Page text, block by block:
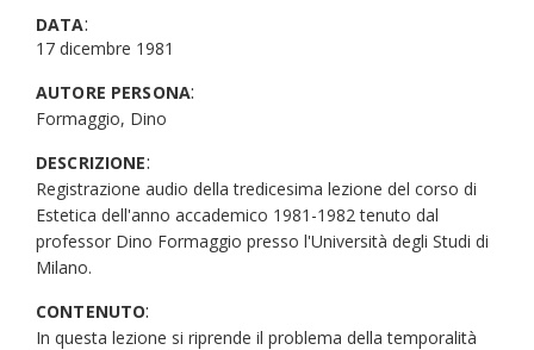
DATA:
17 dicembre 1981
AUTORE PERSONA:
Formaggio, Dino
DESCRIZIONE:
Registrazione audio della tredicesima lezione del corso di
Estetica dell'anno accademico 1981-1982 tenuto dal
professor Dino Formaggio presso l'Università degli Studi di
Milano.
CONTENUTO:
In questa lezione si riprende il problema della temporalità